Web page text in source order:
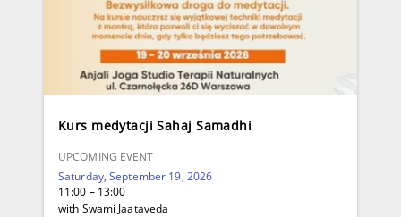
Kurs medytacji Sahaj Samadhi
UPCOMING EVENT
Saturday, September 19, 2026
11:00 – 13:00
with Swami Jaataveda